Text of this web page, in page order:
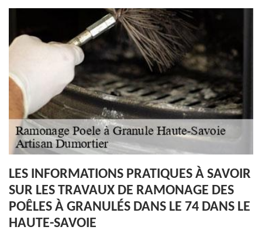
LES INFORMATIONS PRATIQUES À SAVOIR
SUR LES TRAVAUX DE RAMONAGE DES
POÊLES À GRANULÉS DANS LE 74 DANS LE
HAUTE-SAVOIE